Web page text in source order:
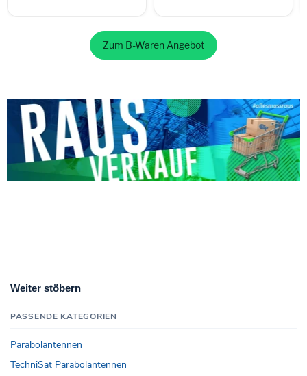
Zum B-Waren Angebot
Weiter stöbern
PASSENDE KATEGORIEN
Parabolantennen
TechniSat Parabolantennen